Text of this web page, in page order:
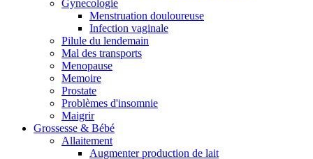
Gynecologie
Menstruation douloureuse
Infection vaginale
Pilule du lendemain
Mal des transports
Menopause
Memoire
Prostate
Problèmes d'insomnie
Maigrir
Grossesse & Bébé
Allaitement
Augmenter production de lait